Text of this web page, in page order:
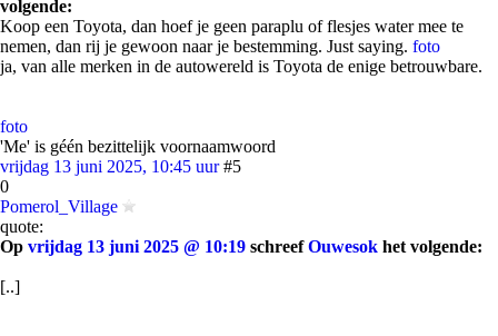
volgende:
Koop een Toyota, dan hoef je geen paraplu of flesjes water mee te
nemen, dan rij je gewoon naar je bestemming. Just saying. foto
ja, van alle merken in de autowereld is Toyota de enige betrouwbare.
foto
'Me' is géén bezittelijk voornaamwoord
vrijdag 13 juni 2025, 10:45 uur #5
0
Pomerol_Village
quote:
Op vrijdag 13 juni 2025 @ 10:19 schreefOuwesok het volgende:
[..]